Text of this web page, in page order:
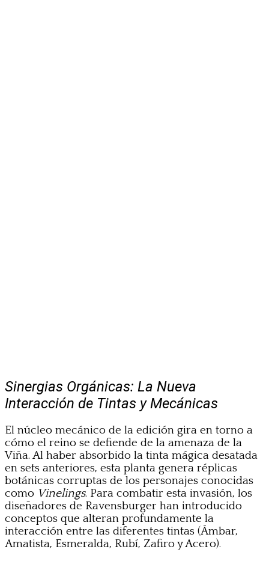
Sinergias Orgánicas: La Nueva
Interacción de Tintas y Mecánicas
El núcleo mecánico de la edición gira en torno a
cómo el reino se defiende de la amenaza de la
Viña. Al haber absorbido la tinta mágica desatada
en sets anteriores, esta planta genera réplicas
botánicas corruptas de los personajes conocidas
como Vinelings. Para combatir esta invasión, los
diseñadores de Ravensburger han introducido
conceptos que alteran profundamente la
interacción entre las diferentes tintas (Ámbar,
Amatista, Esmeralda, Rubí, Zafiro y Acero).